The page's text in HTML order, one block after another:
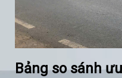
Bảng so sánh